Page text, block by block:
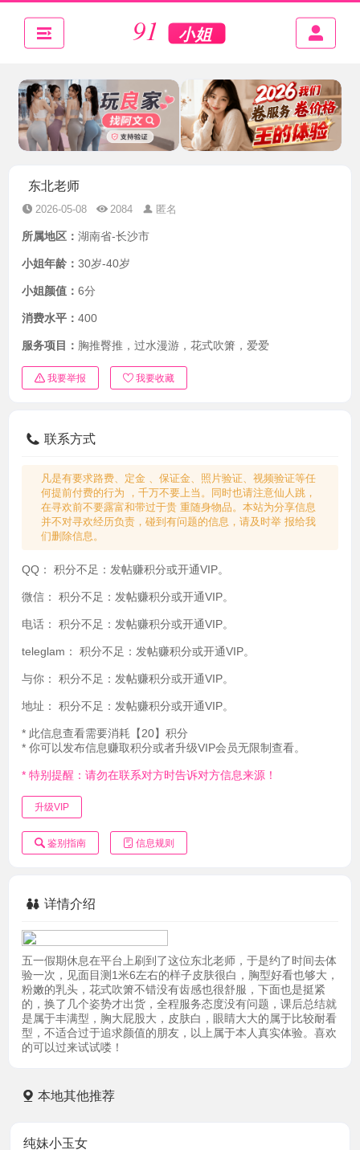
东北老师
2026-05-08 2084 匿名
所属地区： 湖南省-长沙市
小姐年龄： 30岁-40岁
小姐颜值： 6分
消费水平： 400
服务项目： 胸推臀推，过水漫游，花式吹箫，爱爱
我要举报 我要收藏
联系方式
凡是有要求路费、定金 、保证金、照片验证、视频验证等任
何提前付费的行为 ，千万不要上当。同时也请注意仙人跳，
在寻欢前不要露富和带过于贵 重随身物品。本站为分享信息
并不对寻欢经历负责，碰到有问题的信息，请及时举 报给我
们删除信息。
QQ： 积分不足：发帖赚积分或开通VIP。
微信： 积分不足：发帖赚积分或开通VIP。
电话： 积分不足：发帖赚积分或开通VIP。
teleglam： 积分不足：发帖赚积分或开通VIP。
与你： 积分不足：发帖赚积分或开通VIP。
地址： 积分不足：发帖赚积分或开通VIP。
* 此信息查看需要消耗【20】积分
* 你可以发布信息赚取积分或者升级VIP会员无限制查看。
* 特别提醒：请勿在联系对方时告诉对方信息来源！
升级VIP
鉴别指南 信息规则
详情介绍
五一假期休息在平台上刷到了这位东北老师，于是约了时间去体
验一次，见面目测1米6左右的样子皮肤很白，胸型好看也够大，
粉嫩的乳头，花式吹箫不错没有齿感也很舒服，下面也是挺紧
的，换了几个姿势才出货，全程服务态度没有问题，课后总结就
是属于丰满型，胸大屁股大，皮肤白，眼睛大大的属于比较耐看
型，不适合过于追求颜值的朋友，以上属于本人真实体验。喜欢
的可以过来试试喽！
本地其他推荐
纯妹小玉女